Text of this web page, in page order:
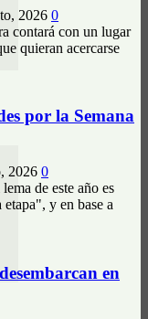
2026 0
contará con un lugar
quieran acercarse
por la Semana
2026 0
de este año es
y en base a
en